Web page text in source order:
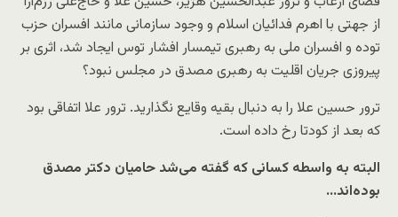
از جهتی با اهرم فدائیان اسلام و وجود سازمانی مانند افسران حزب
توده و افسران ملی به رهبری تیمسار افشار توس ایجاد شد، اثری بر
پیروزی جریان اقلیت به رهبری مصدق در مجلس نبود؟
ترور حسین علا را به دنبال بقیه وقایع نگذارید. ترور علا اتفاقی بود
که بعد از کودتا رخ داده است.
البته به واسطه کسانی که گفته می‌شد حامیان دکتر مصدق
بوده‌اند…